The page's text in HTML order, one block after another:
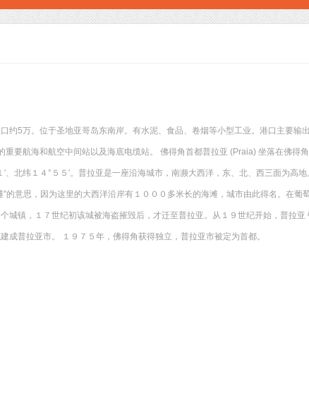
约5万。位于圣地亚哥岛东南岸。有水泥、食品、卷烟等小型工业。港口主要输
重要航海和航空中间站以及海底电缆站。 佛得角首都普拉亚 (Praia) 坐落在佛得
、北纬１４°５５′。普拉亚是一座沿海城市，南濒大西洋，东、北、西三面为高
”的意思，因为这里的大西洋沿岸有１０００多米长的海滩，城市由此得名。在葡
城镇，１７世纪初该城被海盗摧毁后，才迁至普拉亚。从１９世纪开始，普拉
成普拉亚市。 １９７５年，佛得角获得独立，普拉亚市被定为首都。